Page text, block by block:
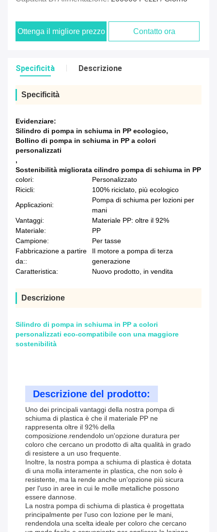
Ottenga il migliore prezzo Contatto ora
Specificità Descrizione
Specificità
Evidenziare:
Silindro di pompa in schiuma in PP ecologico,
Bollino di pompa in schiuma in PP a colori
personalizzati
,
Sostenibilità migliorata cilindro pompa di schiuma in PP
colori:
Personalizzato
Ricicli:
100% riciclato, più ecologico
Applicazioni:
Pompa di schiuma per lozioni per
mani
Vantaggi:
Materiale PP: oltre il 92%
Materiale:
PP
Campione:
Per tasse
Fabbricazione a partire
da::
Il motore a pompa di terza
generazione
Caratteristica:
Nuovo prodotto, in vendita
Descrizione
Silindro di pompa in schiuma in PP a colori
personalizzati eco-compatibile con una maggiore
sostenibilità
Descrizione del prodotto:
Uno dei principali vantaggi della nostra pompa di
schiuma di plastica è che il materiale PP ne
rappresenta oltre il 92% della
composizione.rendendolo un'opzione duratura per
coloro che cercano un prodotto di alta qualità in grado
di resistere a un uso frequente.
Inoltre, la nostra pompa a schiuma di plastica è dotata
di una molla interamente in plastica, che non solo è
resistente, ma la rende anche un'opzione più sicura
per l'uso in aree in cui le molle metalliche possono
essere dannose.
La nostra pompa di schiuma di plastica è progettata
principalmente per l'uso con lozione per le mani,
rendendola una scelta ideale per coloro che cercano